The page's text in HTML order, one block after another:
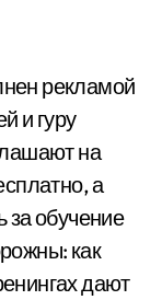
рекламой
и гуру
на
а
за обучение
как
дают